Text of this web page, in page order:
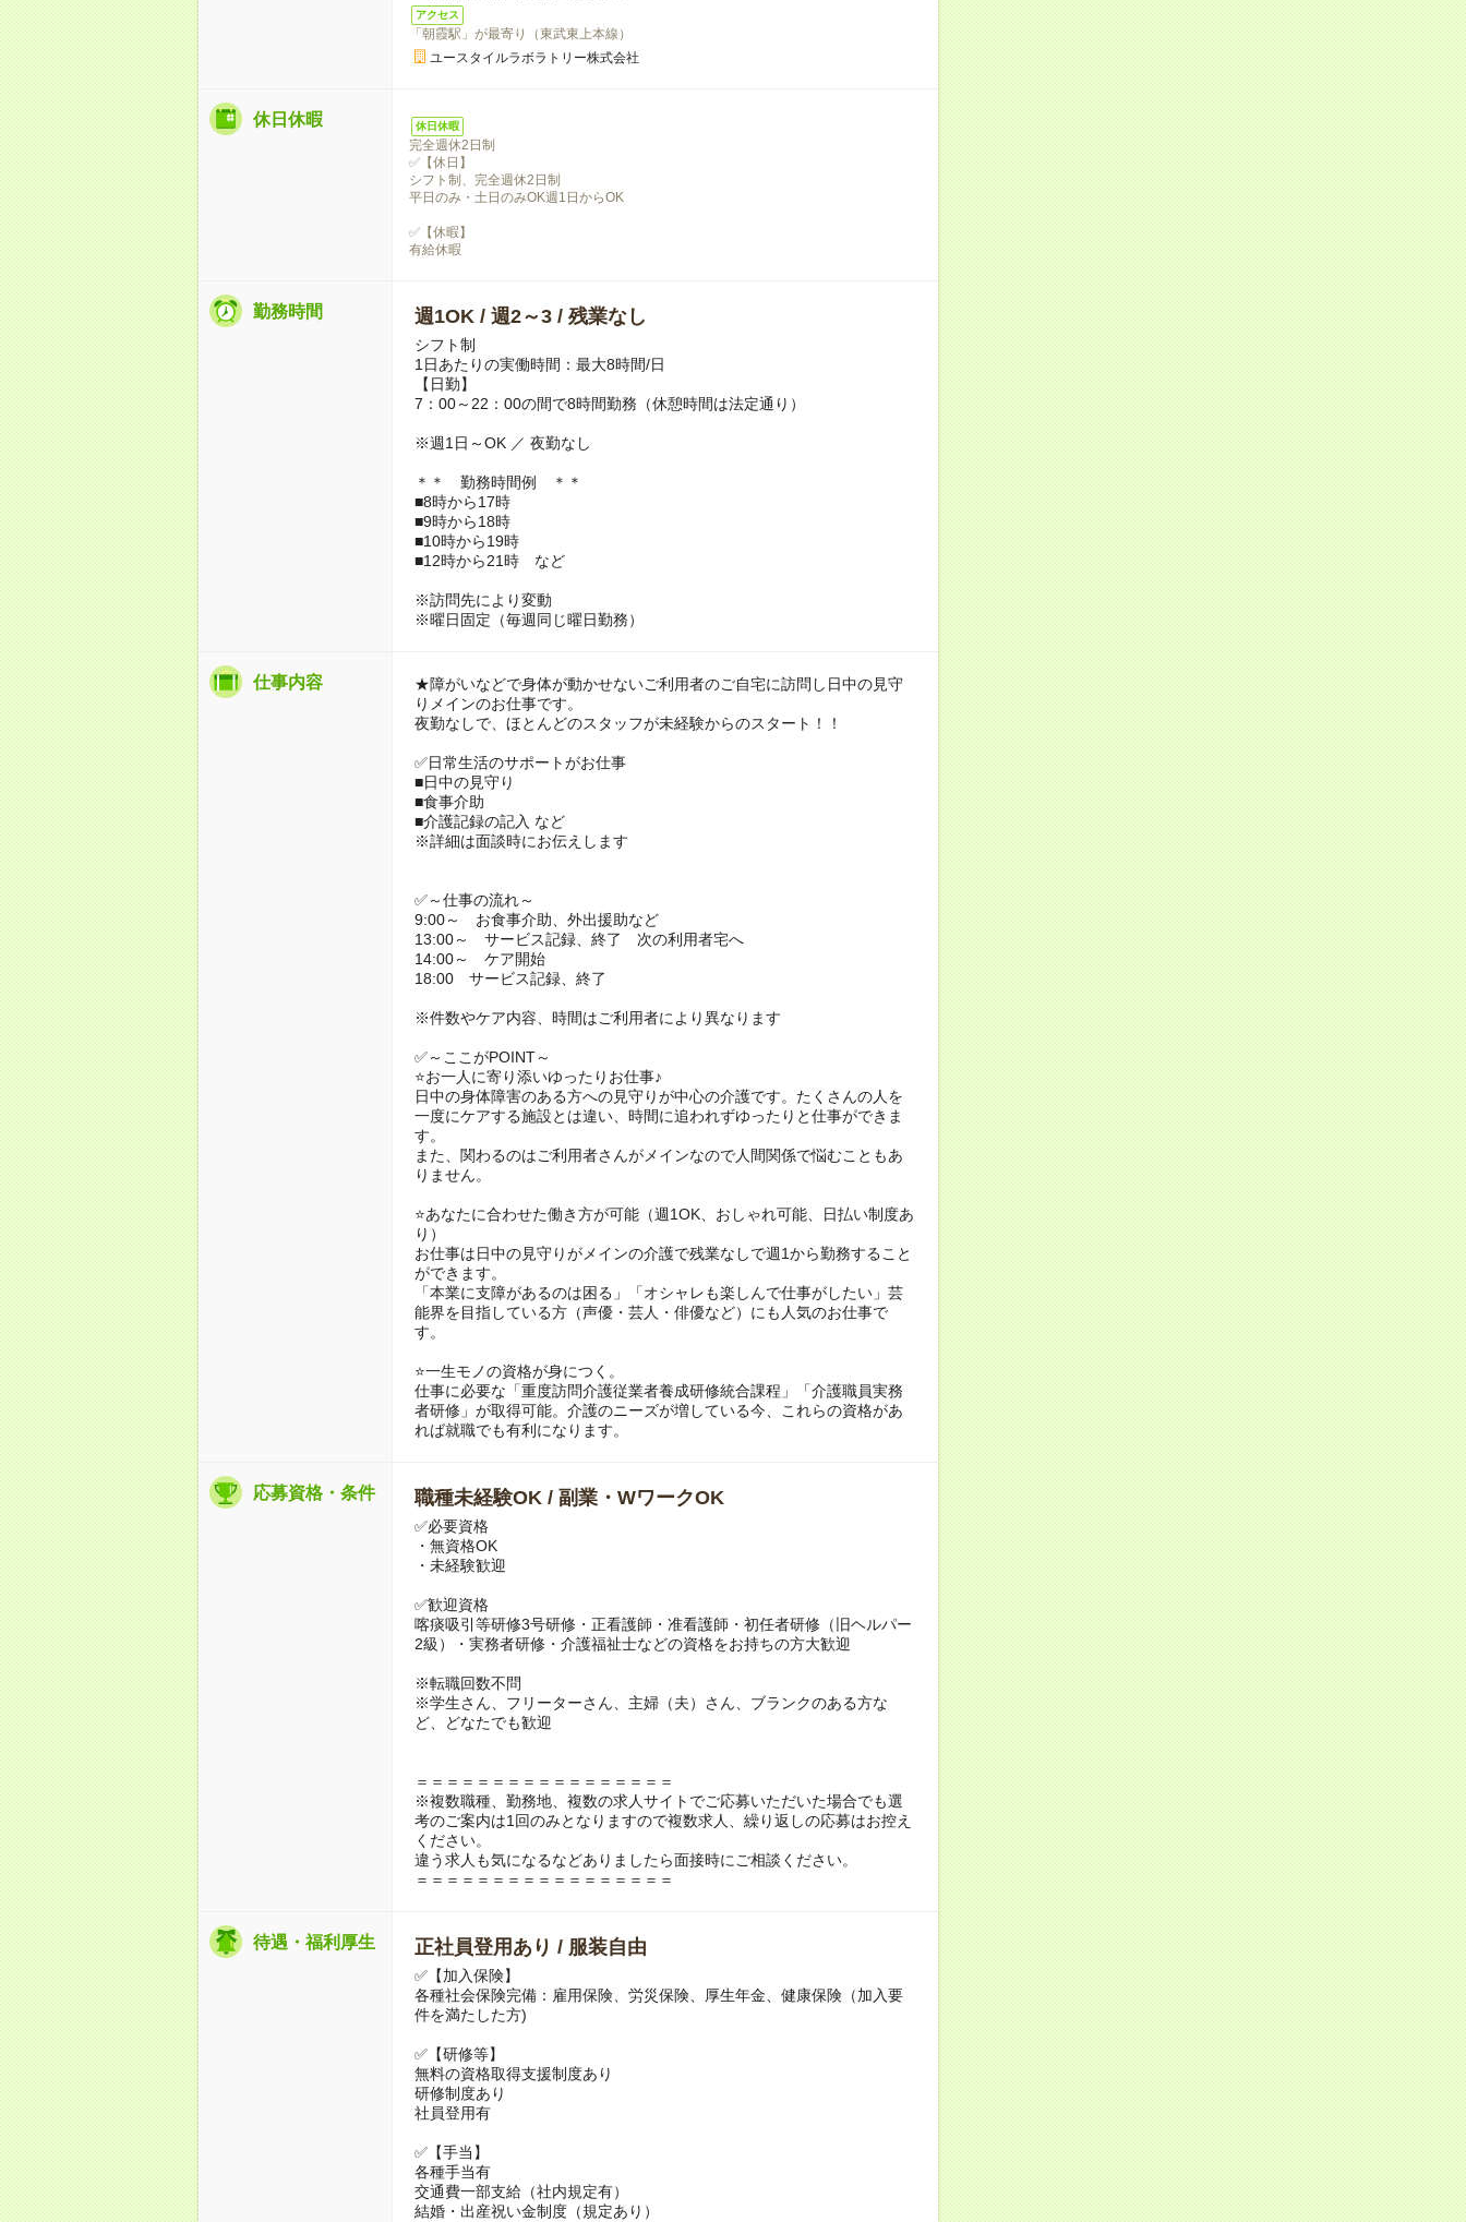
アクセス
「朝霞駅」が最寄り（東武東上本線）
ユースタイルラボラトリー株式会社
休日休暇 休日休暇
完全週休2日制
✅【休日】
シフト制、完全週休2日制
平日のみ・土日のみOK週1日からOK
✅【休暇】
有給休暇
勤務時間 週1OK / 週2～3 / 残業なし
シフト制
1日あたりの実働時間：最大8時間/日
【日勤】
7：00～22：00の間で8時間勤務（休憩時間は法定通り）
※週1日～OK ／ 夜勤なし
＊＊ 勤務時間例 ＊＊
■8時から17時
■9時から18時
■10時から19時
■12時から21時 など
※訪問先により変動
※曜日固定（毎週同じ曜日勤務）
仕事内容
★障がいなどで身体が動かせないご利用者のご自宅に訪問し日中の見守
りメインのお仕事です。
夜勤なしで、ほとんどのスタッフが未経験からのスタート！！
✅日常生活のサポートがお仕事
■日中の見守り
■食事介助
■介護記録の記入 など
※詳細は面談時にお伝えします
✅～仕事の流れ～
9:00～ お食事介助、外出援助など
13:00～ サービス記録、終了 次の利用者宅へ
14:00～ ケア開始
18:00 サービス記録、終了
※件数やケア内容、時間はご利用者により異なります
✅～ここがPOINT～
⭐️お一人に寄り添いゆったりお仕事♪
日中の身体障害のある方への見守りが中心の介護です。たくさんの人を
一度にケアする施設とは違い、時間に追われずゆったりと仕事ができま
す。
また、関わるのはご利用者さんがメインなので人間関係で悩むこともあ
りません。
⭐️あなたに合わせた働き方が可能（週1OK、おしゃれ可能、日払い制度あ
り）
お仕事は日中の見守りがメインの介護で残業なしで週1から勤務すること
ができます。
「本業に支障があるのは困る」「オシャレも楽しんで仕事がしたい」芸
能界を目指している方（声優・芸人・俳優など）にも人気のお仕事で
す。
⭐️一生モノの資格が身につく。
仕事に必要な「重度訪問介護従業者養成研修統合課程」「介護職員実務
者研修」が取得可能。介護のニーズが増している今、これらの資格があ
れば就職でも有利になります。
応募資格・条件 職種未経験OK / 副業・WワークOK
✅必要資格
・無資格OK
・未経験歓迎
✅歓迎資格
喀痰吸引等研修3号研修・正看護師・准看護師・初任者研修（旧ヘルパー
2級）・実務者研修・介護福祉士などの資格をお持ちの方大歓迎
※転職回数不問
※学生さん、フリーターさん、主婦（夫）さん、ブランクのある方な
ど、どなたでも歓迎
＝＝＝＝＝＝＝＝＝＝＝＝＝＝＝＝＝
※複数職種、勤務地、複数の求人サイトでご応募いただいた場合でも選
考のご案内は1回のみとなりますので複数求人、繰り返しの応募はお控え
ください。
違う求人も気になるなどありましたら面接時にご相談ください。
＝＝＝＝＝＝＝＝＝＝＝＝＝＝＝＝＝
待遇・福利厚生 正社員登用あり / 服装自由
✅【加入保険】
各種社会保険完備：雇用保険、労災保険、厚生年金、健康保険（加入要
件を満たした方)
✅【研修等】
無料の資格取得支援制度あり
研修制度あり
社員登用有
✅【手当】
各種手当有
交通費一部支給（社内規定有）
結婚・出産祝い金制度（規定あり）